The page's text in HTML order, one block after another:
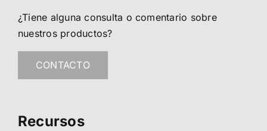
¿Tiene alguna consulta o comentario sobre
nuestros productos?
CONTACTO
Recursos